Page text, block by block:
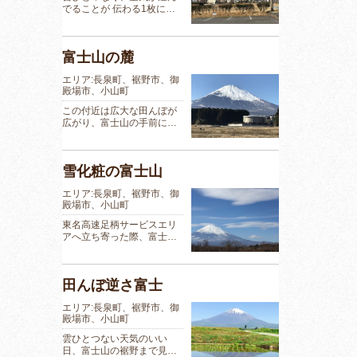
でることが 伝わる1枚に…
富士山の麓
エリア:長泉町、裾野市、御
殿場市、小山町
この付近は広大な田んぼが
広がり、富士山の手前に…
雪化粧の富士山
エリア:長泉町、裾野市、御
殿場市、小山町
東名高速足柄サービスエリ
アへ立ち寄った際、富士…
田んぼ逆さ富士
エリア:長泉町、裾野市、御
殿場市、小山町
雲ひとつない天気のいい
日、富士山の裾野まで見…